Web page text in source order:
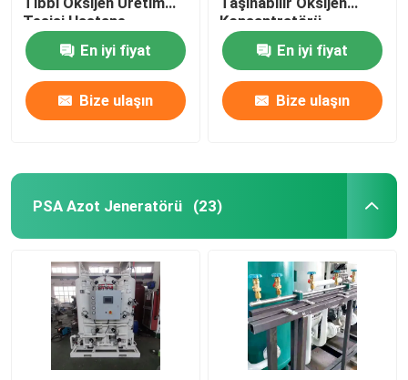
Ana sayfa
Tesisi Hastane
En iyi fiyat
Bize ulaşın
Konsantratörü
En iyi fiyat
Bize ulaşın
PSA Azot Jeneratörü (23)